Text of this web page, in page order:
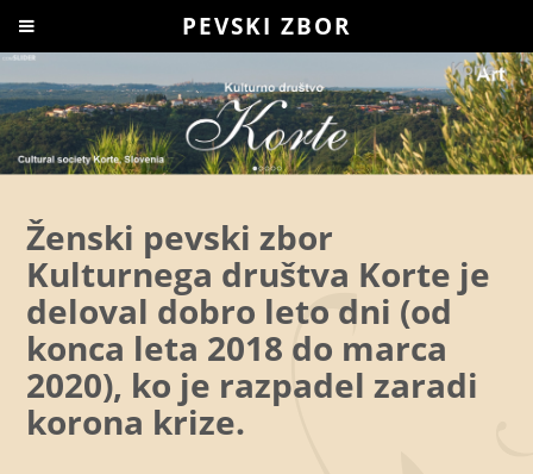
Ženski pevski zbor
Kulturnega društva Korte je
deloval dobro leto dni (od
konca leta 2018 do marca
2020), ko je razpadel zaradi
korona krize.
PEVSKI ZBOR